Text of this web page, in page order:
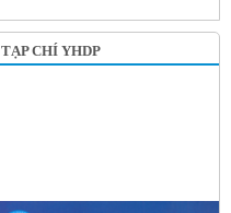
TẠP CHÍ YHDP